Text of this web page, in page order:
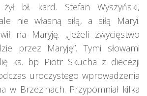
bł. kard. Stefan Wyszyński,
nie własną siłą, a siłą Maryi.
na Maryję. „Jeżeli zwycięstwo
przez Maryję”. Tymi słowami
ks. bp Piotr Skucha z diecezji
uroczystego wprowadzenia
w Brzezinach. Przypomniał kilka